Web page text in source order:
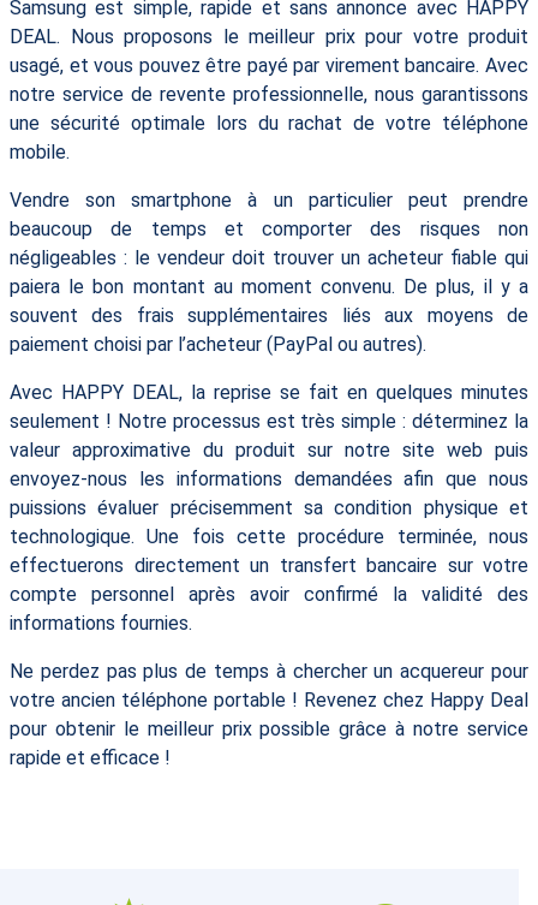
Samsung est simple, rapide et sans annonce avec HAPPY
DEAL. Nous proposons le meilleur prix pour votre produit
usagé, et vous pouvez être payé par virement bancaire. Avec
notre service de revente professionnelle, nous garantissons
une sécurité optimale lors du rachat de votre téléphone
mobile.
Vendre son smartphone à un particulier peut prendre
beaucoup de temps et comporter des risques non
négligeables : le vendeur doit trouver un acheteur fiable qui
paiera le bon montant au moment convenu. De plus, il y a
souvent des frais supplémentaires liés aux moyens de
paiement choisi par l’acheteur (PayPal ou autres).
Avec HAPPY DEAL, la reprise se fait en quelques minutes
seulement ! Notre processus est très simple : déterminez la
valeur approximative du produit sur notre site web puis
envoyez-nous les informations demandées afin que nous
puissions évaluer précisemment sa condition physique et
technologique. Une fois cette procédure terminée, nous
effectuerons directement un transfert bancaire sur votre
compte personnel après avoir confirmé la validité des
informations fournies.
Ne perdez pas plus de temps à chercher un acquereur pour
votre ancien téléphone portable ! Revenez chez Happy Deal
pour obtenir le meilleur prix possible grâce à notre service
rapide et efficace !